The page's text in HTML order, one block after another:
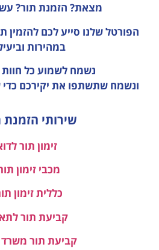
מצאת? הזמנת תור?
הפורטל שלנו סייע לכם
במהירות
נשמח לשמוע כל
ונשמח שתשתפו את יקירכם כדי
שירותי הזמנת
זימון תור
מכבי זימון
כללית זימון
קביעת תור
קביעת תור משרד